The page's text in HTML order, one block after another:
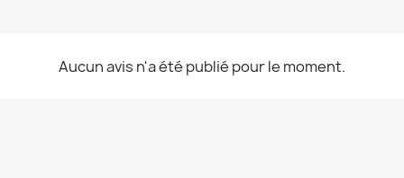
Aucun avis n'a été publié pour le moment.